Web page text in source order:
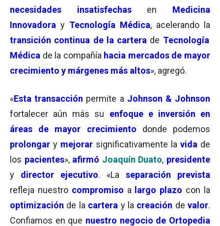
necesidades insatisfechasen Medicina
Innovadora y Tecnología Médica, acelerando la
transición continua de la cartera de Tecnología
Médica de la compañía hacia mercados de mayor
crecimiento y márgenes más altos», agregó.
«Esta transacción permite a Johnson & Johnson
fortalecer aún más su enfoque e inversión en
áreas de mayor crecimiento donde podemos
prolongar y mejorar significativamente la vida de
los pacientes», afirmó Joaquín Duato, presidente
y director ejecutivo. «La separación prevista
refleja nuestro compromiso a largo plazo con la
optimización de la cartera y la creación de valor.
Confiamos en que nuestro negocio de Ortopedia